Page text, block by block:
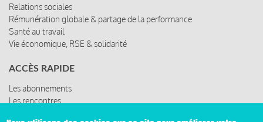
Relations sociales
Rémunération globale & partage de la performance
Santé au travail
Vie économique, RSE & solidarité
ACCÈS RAPIDE
Les abonnements
Les rencontres